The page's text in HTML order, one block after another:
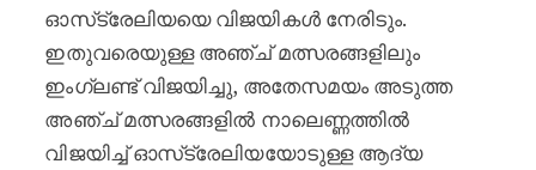
ഓസ്‌ട്രേലിയയെ വിജയികൾ നേരിടും.
ഇതുവരെയുള്ള അഞ്ച് മത്സരങ്ങളിലും
ഇംഗ്ലണ്ട് വിജയിച്ചു, അതേസമയം അടുത്ത
അഞ്ച് മത്സരങ്ങളിൽ നാലെണ്ണത്തിൽ
വിജയിച്ച് ഓസ്‌ട്രേലിയയോടുള്ള ആദ്യ